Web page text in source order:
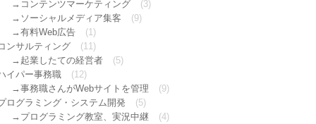
コンテンツマーケティング
(3)
ソーシャルメディア集客
(9)
有料Web広告
(1)
ンサルティング
(11)
起業したての経営者
(5)
イパー事務職
(12)
事務職さんがWebサイトを管理
(9)
ログラミング・システム開発
(5)
プログラミング教室、実況中継
(4)